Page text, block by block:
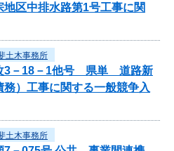
区中排水路第1号工事に関
土木事務所
3－18－1他号 県単 道路新
）工事に関する一般競争入
土木事務所